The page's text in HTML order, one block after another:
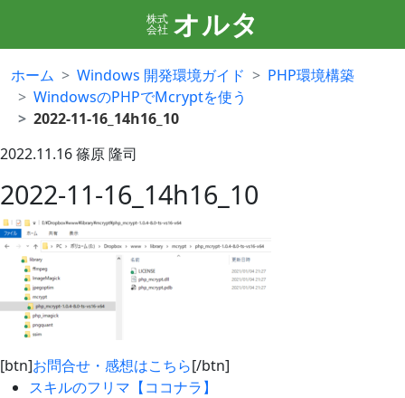
株式
会社 オルタ
ホーム Windows 開発環境ガイド
PHP環境構築
WindowsのPHPでMcryptを使う
2022-11-16_14h16_10
2022.11.16篠原 隆司
2022-11-16_14h16_10
[btn]お問合せ・感想はこちら[/btn]
スキルのフリマ【ココナラ】